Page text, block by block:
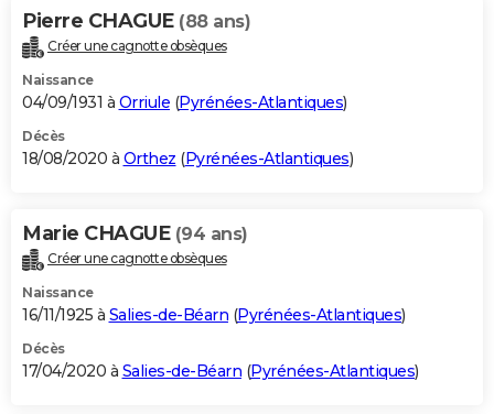
Pierre CHAGUE (88 ans)
Créer une cagnotte obsèques
Naissance
04/09/1931 à Orriule (Pyrénées-Atlantiques)
Décès
18/08/2020 à Orthez (Pyrénées-Atlantiques)
Marie CHAGUE (94 ans)
Créer une cagnotte obsèques
Naissance
16/11/1925 à Salies-de-Béarn (Pyrénées-Atlantiques)
Décès
17/04/2020 à Salies-de-Béarn (Pyrénées-Atlantiques)